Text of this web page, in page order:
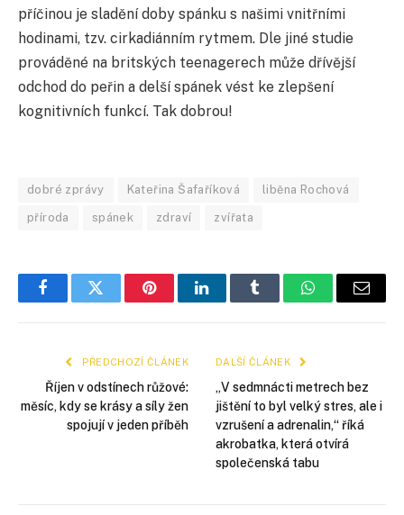
příčinou je sladění doby spánku s našimi vnitřními
hodinami, tzv. cirkadiánním rytmem. Dle jiné studie
prováděné na britských teenagerech může dřívější
odchod do peřin a delší spánek vést ke zlepšení
kognitivních funkcí. Tak dobrou!
dobré zprávy Kateřina Šafaříková liběna Rochová
příroda spánek zdraví zvířata
FacebookTwitter PinterestLinkedInTumblr WhatsApp
E-
PŘEDCHOZÍ ČLÁNEK
Říjen v odstínech růžové:
měsíc, kdy se krásy a síly žen
spojují v jeden příběh
DALŠÍ ČLÁNEK
„V sedmnácti metrech bez
jištění to byl velký stres, ale i
vzrušení a adrenalin,“ říká
akrobatka, která otvírá
společenská tabu